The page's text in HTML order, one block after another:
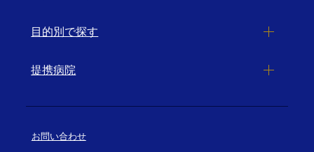
目的別で探す
提携病院
お問い合わせ